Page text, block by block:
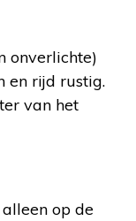
onverlichte)
en rijd rustig.
van het
op de